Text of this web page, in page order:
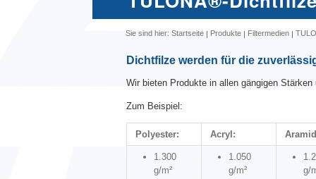
Sie sind hier: Startseite Produkte Filtermedien
Dichtfilze werden für die
Wir bieten Produkte in allen gängigen
Zum Beispiel:
Polyester: Acryl:
1.300
g/m²
1.050
g/m²
g/